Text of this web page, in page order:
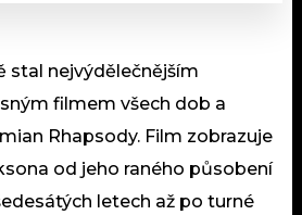
stal nejvýdělečnějším
filmem všech dob a
Rhapsody. Film zobrazuje
od jeho raného působení
letech až po turné